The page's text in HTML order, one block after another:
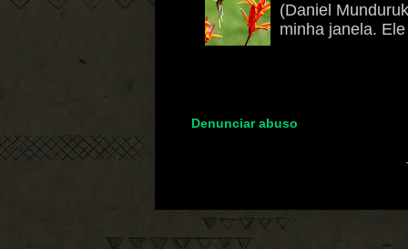
(Daniel
minha janela.
Denunciar abuso